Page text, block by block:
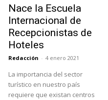
Nace la Escuela
Internacional de
Recepcionistas de
Hoteles
Redacción - 4 enero 2021
La importancia del sector
turístico en nuestro país
requiere que existan centros